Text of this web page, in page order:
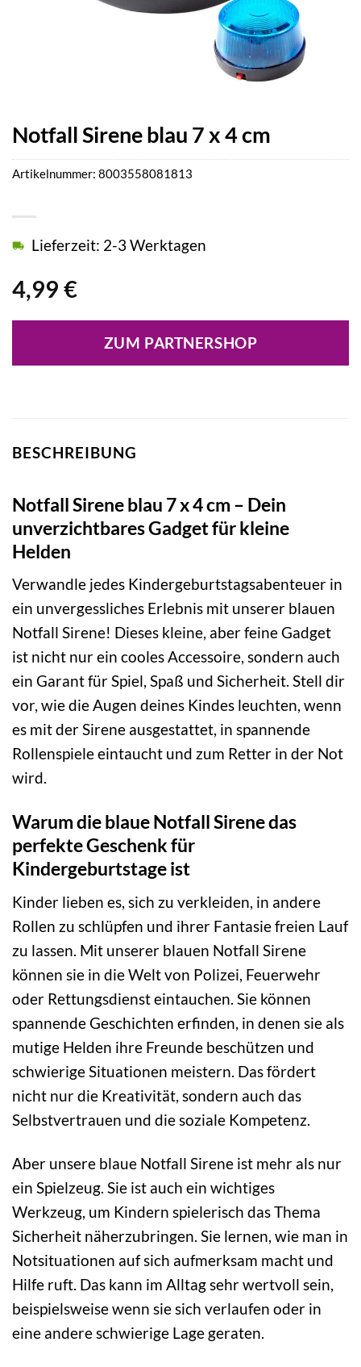
Notfall Sirene blau 7 x 4 cm
4,99 €
Lieferzeit: 2-3 Werktagen
ZUM PARTNERSHOP
Artikelnummer: 8003558081813
BESCHREIBUNG
Notfall Sirene blau 7 x 4 cm – Dein
unverzichtbares Gadget für kleine
Helden
Verwandle jedes Kindergeburtstagsabenteuer in
ein unvergessliches Erlebnis mit unserer blauen
Notfall Sirene! Dieses kleine, aber feine Gadget
ist nicht nur ein cooles Accessoire, sondern auch
ein Garant für Spiel, Spaß und Sicherheit. Stell dir
vor, wie die Augen deines Kindes leuchten, wenn
es mit der Sirene ausgestattet, in spannende
Rollenspiele eintaucht und zum Retter in der Not
wird.
Warum die blaue Notfall Sirene das
perfekte Geschenk für
Kindergeburtstage ist
Kinder lieben es, sich zu verkleiden, in andere
Rollen zu schlüpfen und ihrer Fantasie freien Lauf
zu lassen. Mit unserer blauen Notfall Sirene
können sie in die Welt von Polizei, Feuerwehr
oder Rettungsdienst eintauchen. Sie können
spannende Geschichten erfinden, in denen sie als
mutige Helden ihre Freunde beschützen und
schwierige Situationen meistern. Das fördert
nicht nur die Kreativität, sondern auch das
Selbstvertrauen und die soziale Kompetenz.
Aber unsere blaue Notfall Sirene ist mehr als nur
ein Spielzeug. Sie ist auch ein wichtiges
Werkzeug, um Kindern spielerisch das Thema
Sicherheit näherzubringen. Sie lernen, wie man in
Notsituationen auf sich aufmerksam macht und
Hilfe ruft. Das kann im Alltag sehr wertvoll sein,
beispielsweise wenn sie sich verlaufen oder in
eine andere schwierige Lage geraten.